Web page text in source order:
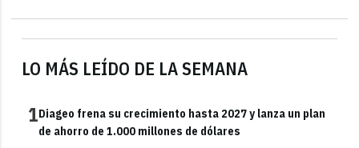
LO MÁS LEÍDO DE LA SEMANA
1Diageo frena su crecimiento hasta 2027 y lanza un plan
de ahorro de 1.000 millones de dólares